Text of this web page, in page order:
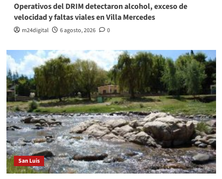
Operativos del DRIM detectaron alcohol, exceso de
velocidad y faltas viales en Villa Mercedes
m24digital 6 agosto, 2026 0
San Luis